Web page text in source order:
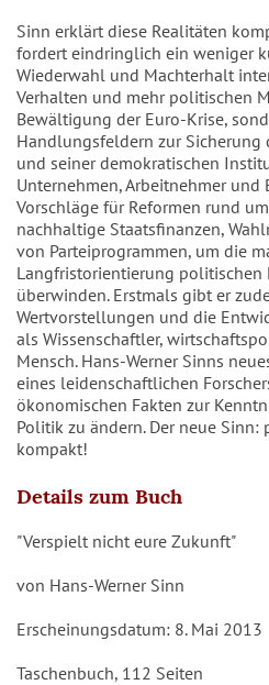
Sinn erklärt diese Realitäten
fordert eindringlich ein weniger
Wiederwahl und Machterhalt
Verhalten und mehr politischen
Bewältigung der Euro-Krise,
Handlungsfeldern zur Sicherung
und seiner demokratischen
Unternehmen, Arbeitnehmer und
Vorschläge für Reformen rund
nachhaltige Staatsfinanzen,
von Parteiprogrammen, um die
Langfristorientierung politischen
überwinden. Erstmals gibt er
Wertvorstellungen und die
als Wissenschaftler,
Mensch. Hans-Werner Sinns
eines leidenschaftlichen
ökonomischen Fakten zur
Politik zu ändern. Der neue Sinn:
kompakt!
Details zum Buch
"Verspielt nicht eure Zukunft"
von Hans-Werner Sinn
Erscheinungsdatum: 8. Mai 2013
Taschenbuch, 112 Seiten